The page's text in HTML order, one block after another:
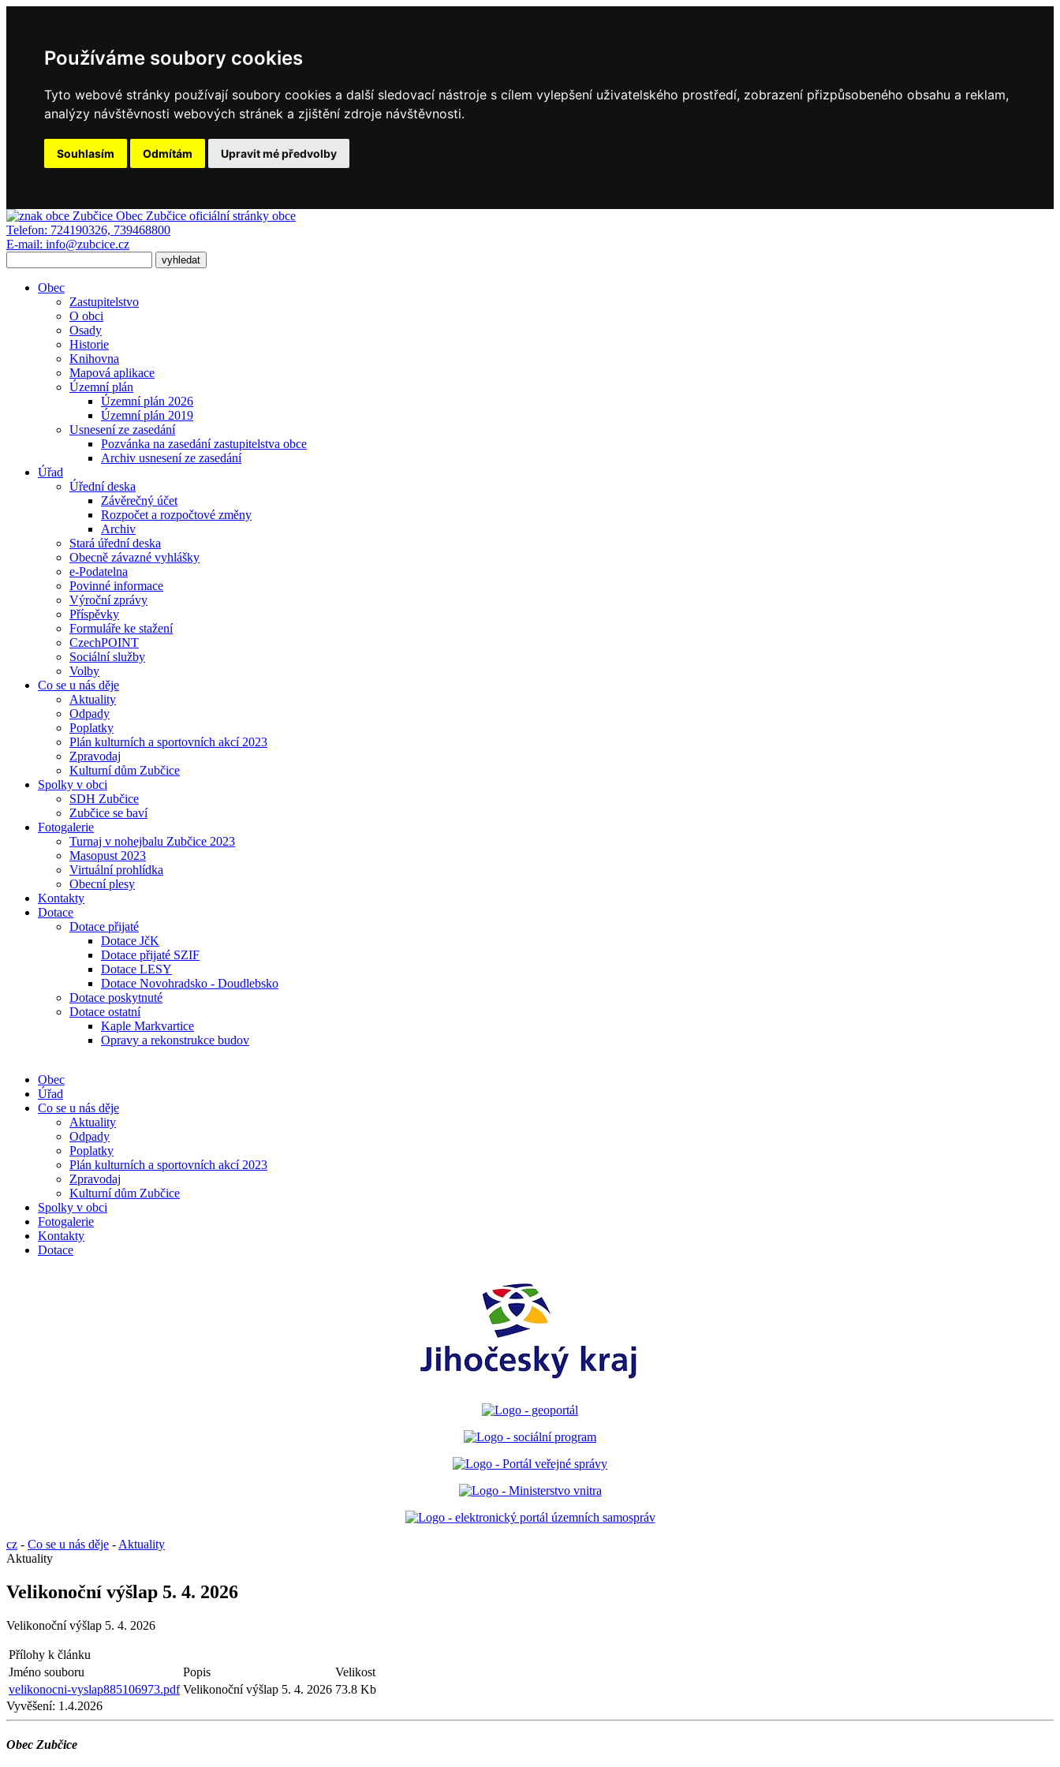
Používáme soubory cookies
Tyto webové stránky používají soubory cookies a další sledovací nástroje s cílem vylepšení uživatelského prostředí, zobrazení přizpůsobeného obsahu a reklam,
analýzy návštěvnosti webových stránek a zjištění zdroje návštěvnosti.
Souhlasím Odmítám Upravit mé předvolby
Obec Zubčice oficiální stránky obce
Telefon: 724190326, 739468800
E-mail: info@zubcice.cz
Obec
Zastupitelstvo
O obci
Osady
Historie
Knihovna
Mapová aplikace
Územní plán
Územní plán 2026
Územní plán 2019
Usnesení ze zasedání
Pozvánka na zasedání zastupitelstva obce
Archiv usnesení ze zasedání
Úřad
Úřední deska
Závěrečný účet
Rozpočet a rozpočtové změny
Archiv
Stará úřední deska
Obecně závazné vyhlášky
e-Podatelna
Povinné informace
Výroční zprávy
Příspěvky
Formuláře ke stažení
CzechPOINT
Sociální služby
Volby
Co se u nás děje
Aktuality
Odpady
Poplatky
Plán kulturních a sportovních akcí 2023
Zpravodaj
Kulturní dům Zubčice
Spolky v obci
SDH Zubčice
Zubčice se baví
Fotogalerie
Turnaj v nohejbalu Zubčice 2023
Masopust 2023
Virtuální prohlídka
Obecní plesy
Kontakty
Dotace
Dotace přijaté
Dotace JčK
Dotace přijaté SZIF
Dotace LESY
Dotace Novohradsko - Doudlebsko
Dotace poskytnuté
Dotace ostatní
Kaple Markvartice
Opravy a rekonstrukce budov
Obec
Úřad
Co se u nás děje
Aktuality
Odpady
Poplatky
Plán kulturních a sportovních akcí 2023
Zpravodaj
Kulturní dům Zubčice
Spolky v obci
Fotogalerie
Kontakty
Dotace
cz - Co se u nás děje - Aktuality
Aktuality
Velikonoční výšlap 5. 4. 2026
Velikonoční výšlap 5. 4. 2026
Přílohy k článku
Jméno souboru
Popis
Velikost
velikonocni-vyslap885106973.pdf Velikonoční výšlap 5. 4. 2026 73.8 Kb
Vyvěšení: 1.4.2026
Obec Zubčice